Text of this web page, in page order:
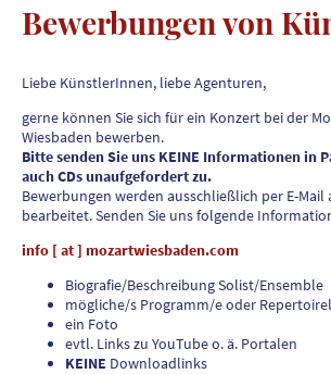
Bewerbungen von
Liebe KünstlerInnen, liebe Agenturen,
gerne können Sie sich für ein Konzert bei der
Wiesbaden bewerben.
Bitte senden Sie uns KEINE Informationen in
auch CDsunaufgefordertzu.
Bewerbungen werden ausschließlich per E-
bearbeitet. Senden Sie uns folgende
info [ at ] mozartwiesbaden.com
Biografie/Beschreibung Solist/Ensemble
mögliche/s Programm/e oder
ein Foto
evtl. Links zu YouTube o. ä. Portalen
KEINE Downloadlinks